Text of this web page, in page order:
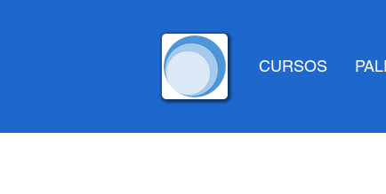
CURSOS